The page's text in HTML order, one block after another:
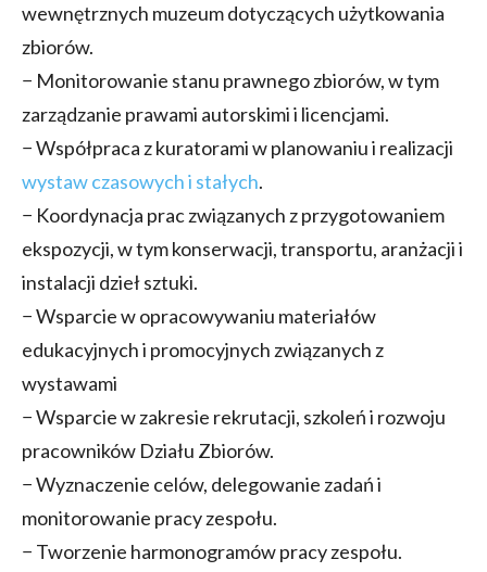
wewnętrznych muzeum dotyczących użytkowania
zbiorów.
− Monitorowanie stanu prawnego zbiorów, w tym
zarządzanie prawami autorskimi i licencjami.
− Współpraca z kuratorami w planowaniu i realizacji
wystaw czasowych i stałych.
− Koordynacja prac związanych z przygotowaniem
ekspozycji, w tym konserwacji, transportu, aranżacji i
instalacji dzieł sztuki.
− Wsparcie w opracowywaniu materiałów
edukacyjnych i promocyjnych związanych z
wystawami
− Wsparcie w zakresie rekrutacji, szkoleń i rozwoju
pracowników Działu Zbiorów.
− Wyznaczenie celów, delegowanie zadań i
monitorowanie pracy zespołu.
− Tworzenie harmonogramów pracy zespołu.